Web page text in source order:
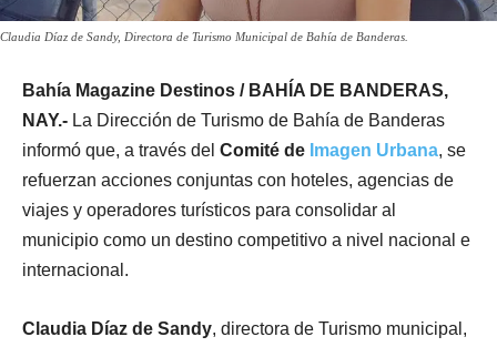
Claudia Díaz de Sandy, Directora de Turismo Municipal de Bahía de Banderas.
Bahía Magazine Destinos / BAHÍA DE BANDERAS,
NAY.- La Dirección de Turismo de Bahía de Banderas
informó que, a través del Comité de Imagen Urbana, se
refuerzan acciones conjuntas con hoteles, agencias de
viajes y operadores turísticos para consolidar al
municipio como un destino competitivo a nivel nacional e
internacional.
Claudia Díaz de Sandy, directora de Turismo municipal,